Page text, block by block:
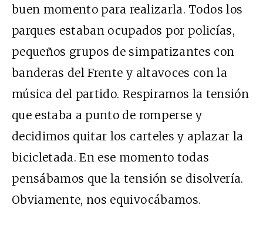
buen momento para realizarla. Todos los
parques estaban ocupados por policías,
pequeños grupos de simpatizantes con
banderas del Frente y altavoces con la
música del partido. Respiramos la tensión
que estaba a punto de romperse y
decidimos quitar los carteles y aplazar la
bicicletada. En ese momento todas
pensábamos que la tensión se disolvería.
Obviamente, nos equivocábamos.